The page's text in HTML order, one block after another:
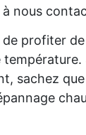
nous
profiter
sachez